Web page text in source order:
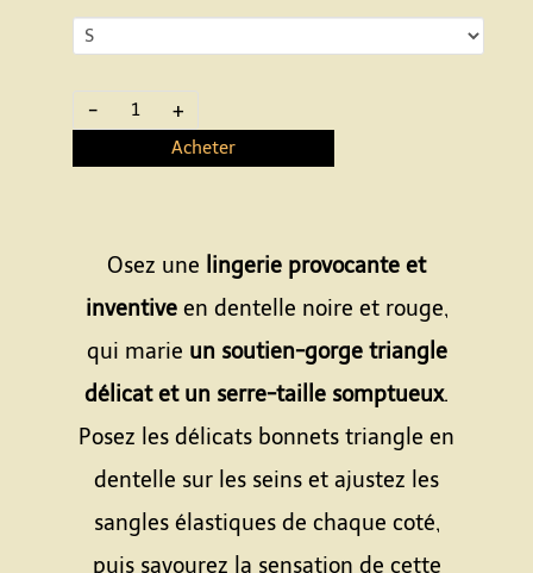
- +
Acheter
Osez une lingerie provocante et
inventiveen dentelle noire et rouge,
qui marie un soutien-gorge triangle
délicat et un serre-taille somptueux.
Posez les délicats bonnets triangle en
dentelle sur les seins et ajustez les
sangles élastiques de chaque coté,
puis savourez la sensation de cette